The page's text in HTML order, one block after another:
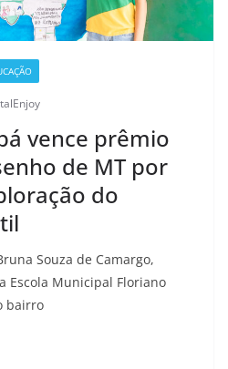
vence prêmio
de MT por
do
Souza de Camargo,
Escola Municipal Floriano
bairro